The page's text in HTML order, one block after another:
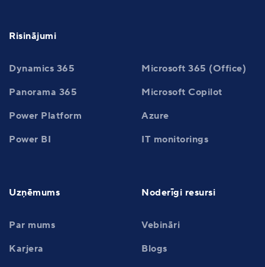
Risinājumi
Dynamics 365
Microsoft 365 (Office)
Panorama 365
Microsoft Copilot
Power Platform
Azure
Power BI
IT monitorings
Uzņēmums
Par mums
Karjera
Noderīgi resursi
Vebināri
Blogs